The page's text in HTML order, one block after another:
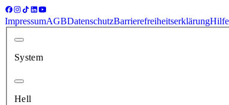
ImpressumAGBDatenschutzBarrierefreiheitserklärungHilfe
System
Hell